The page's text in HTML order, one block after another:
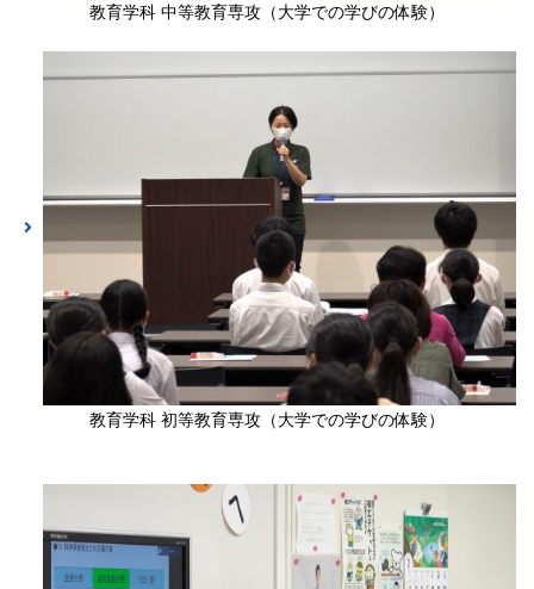
教育学科 中等教育専攻（大学での学びの体験）
教育学科 初等教育専攻（大学での学びの体験）